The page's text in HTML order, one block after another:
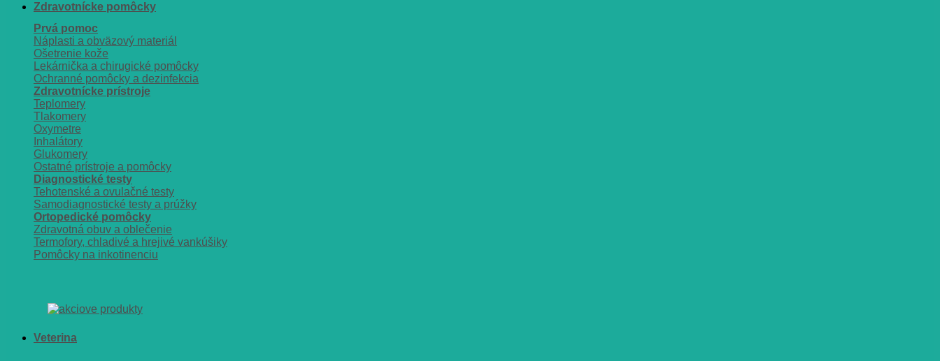
Zdravotnícke pomôcky
Prvá pomoc
Náplasti a obväzový materiál
Ošetrenie kože
Lekárnička a chirugické pomôcky
Ochranné pomôcky a dezinfekcia
Zdravotnícke prístroje
Teplomery
Tlakomery
Oxymetre
Inhalátory
Glukomery
Ostatné prístroje a pomôcky
Diagnostické testy
Tehotenské a ovulačné testy
Samodiagnostické testy a prúžky
Ortopedické pomôcky
Zdravotná obuv a oblečenie
Termofory, chladivé a hrejivé vankúšiky
Pomôcky na inkotinenciu
Veterina